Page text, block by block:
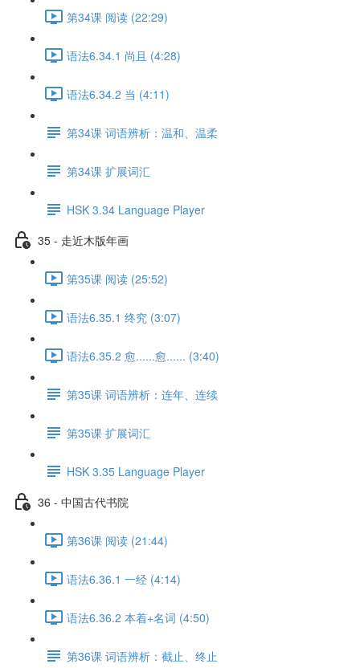
第34课 阅读 (22:29)
语法6.34.1 尚且 (4:28)
语法6.34.2 当 (4:11)
第34课 词语辨析：温和、温柔
第34课 扩展词汇
HSK 3.34 Language Player
35 - 走近木版年画
第35课 阅读 (25:52)
语法6.35.1 终究 (3:07)
语法6.35.2 愈......愈...... (3:40)
第35课 词语辨析：连年、连续
第35课 扩展词汇
HSK 3.35 Language Player
36 - 中国古代书院
第36课 阅读 (21:44)
语法6.36.1 一经 (4:14)
语法6.36.2 本着+名词 (4:50)
第36课 词语辨析：截止、终止